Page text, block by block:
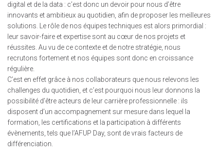
digital et de la data : c’est donc un devoir pour nous d’être
innovants et ambitieux au quotidien, afin de proposer les meilleures
solutions. Le rôle de nos équipes techniques est alors primordial :
leur savoir-faire et expertise sont au cœur de nos projets et
réussites. Au vu de ce contexte et de notre stratégie, nous
recrutons fortement et nos équipes sont donc en croissance
régulière.
C’est en effet grâce à nos collaborateurs que nous relevons les
challenges du quotidien, et c’est pourquoi nous leur donnons la
possibilité d’être acteurs de leur carrière professionnelle : ils
disposent d’un accompagnement sur mesure dans lequel la
formation, les certifications et la participation à différents
évènements, tels que l’AFUP Day, sont de vrais facteurs de
différenciation.